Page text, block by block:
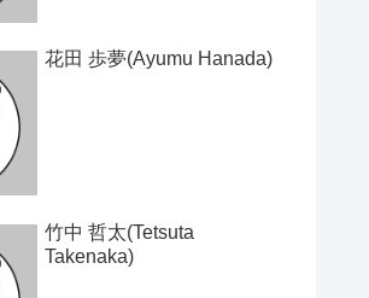
花田 歩夢(Ayumu Hanada)
竹中 哲太(Tetsuta
Takenaka)